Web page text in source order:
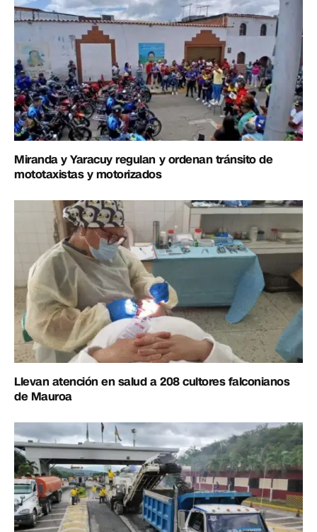
Miranda y Yaracuy regulan y ordenan tránsito de
mototaxistas y motorizados
Llevan atención en salud a 208 cultores falconianos
de Mauroa